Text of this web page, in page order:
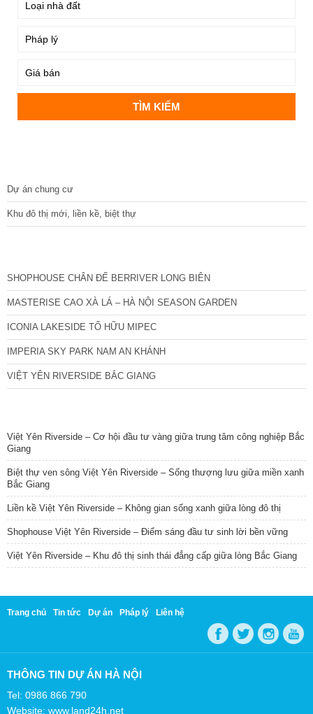
Dự án chung cư
Khu đô thị mới, liền kề, biệt thự
SHOPHOUSE CHÂN ĐẾ BERRIVER LONG BIÊN
MASTERISE CAO XÀ LÁ – HÀ NỘI SEASON GARDEN
ICONIA LAKESIDE TỐ HỮU MIPEC
IMPERIA SKY PARK NAM AN KHÁNH
VIỆT YÊN RIVERSIDE BẮC GIANG
Việt Yên Riverside – Cơ hội đầu tư vàng giữa trung tâm công nghiệp Bắc
Giang
Biệt thự ven sông Việt Yên Riverside – Sống thượng lưu giữa miền xanh
Bắc Giang
Liền kề Việt Yên Riverside – Không gian sống xanh giữa lòng đô thị
Shophouse Việt Yên Riverside – Điểm sáng đầu tư sinh lời bền vững
Việt Yên Riverside – Khu đô thị sinh thái đẳng cấp giữa lòng Bắc Giang
Trang chủ Tin tức Dự án Pháp lý Liên hệ
THÔNG TIN DỰ ÁN HÀ NỘI
Tel: 0986 866 790
Website: www.land24h.net